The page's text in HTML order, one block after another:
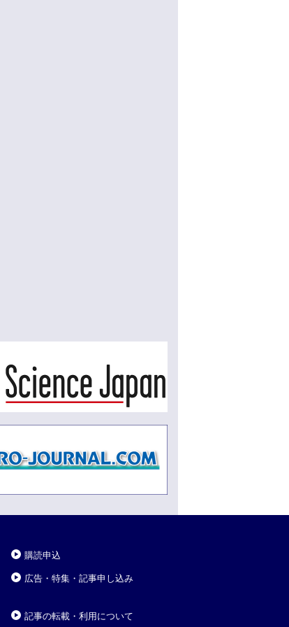
購読申込
広告・特集・記事申し込み
記事の転載・利用について